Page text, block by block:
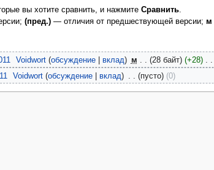
вы хотите сравнить, и нажмите Сравнить.
(пред.)— отличия от предшествующей версии; м
‎ Voidwort обсуждение вклад м 28 байт +28 ‎
Voidwort обсуждение вклад пусто 0